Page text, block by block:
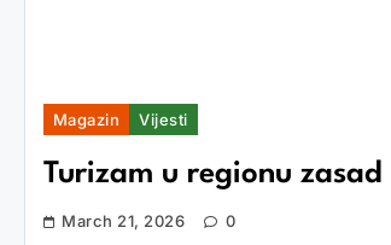
Magazin Vijesti
Turizam u regionu
March 21, 2026 0